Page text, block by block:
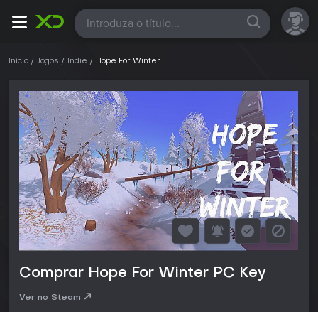
Todas
Início Jogos Indie Hope For Winter
Comprar Hope For Winter PC Key
Ver no Steam